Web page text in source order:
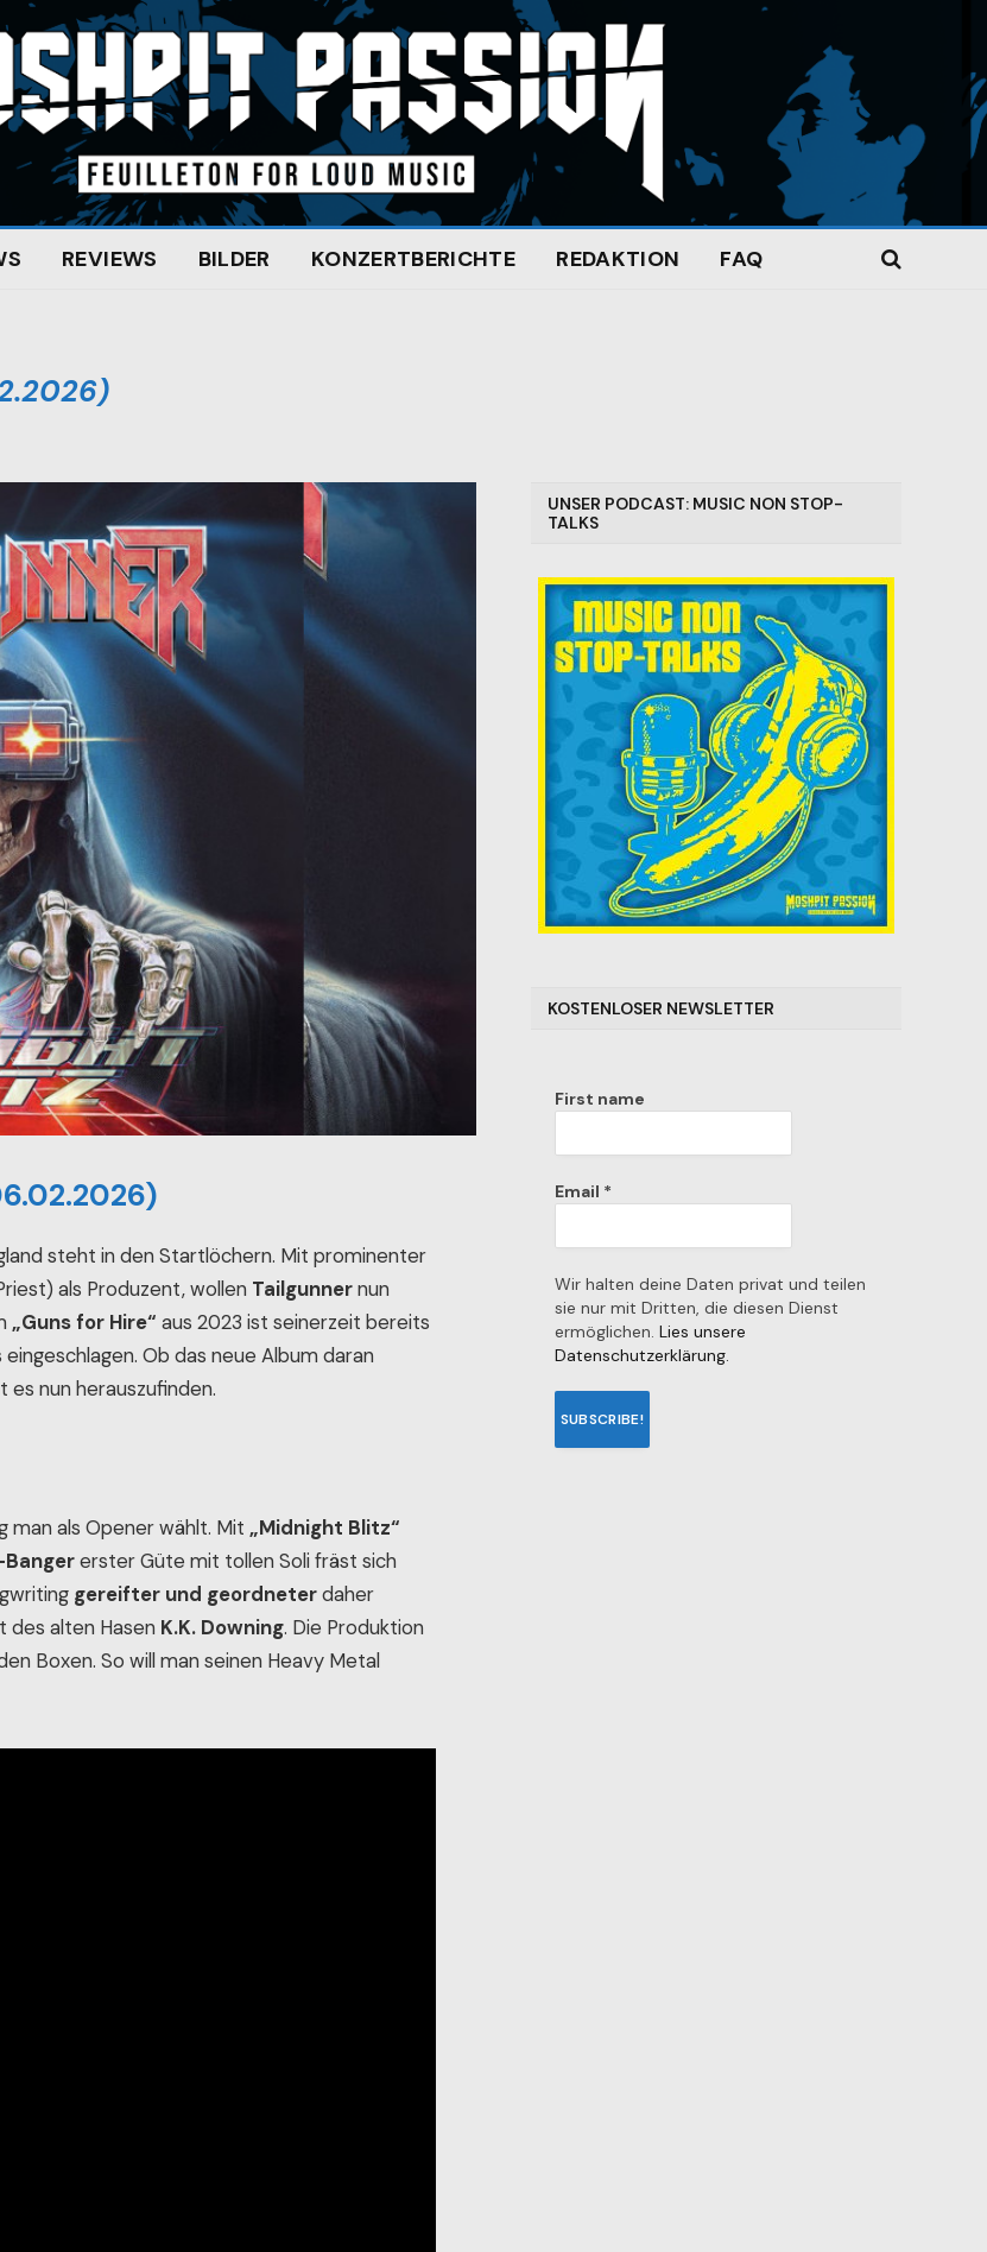
REVIEWS BILDER KONZERTBERICHTE REDAKTION FAQ
steht in den Startlöchern. Mit prominenter
als Produzent, wollen Tailgunnernun
„Guns for Hire“ aus 2023 ist seinerzeit bereits
Ob das neue Album daran
nun herauszufinden.
man als Opener wählt. Mit„Midnight Blitz“
Bangererster Güte mit tollen Soli fräst sich
gereifter und geordneterdaher
des alten Hasen K.K. Downing. Die Produktion
Boxen. So will man seinen Heavy Metal
UNSER PODCAST: MUSIC NON STOP-
TALKS
KOSTENLOSER NEWSLETTER
First name
Email *
Wir halten deine Daten privat und teilen
sie nur mit Dritten, die diesen Dienst
ermöglichen. Lies unsere
Datenschutzerklärung.